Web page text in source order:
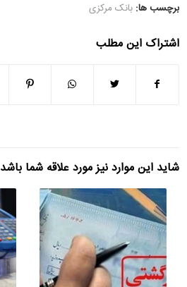
برچسب ها: بانک مرکزی
اشتراک این مطلب
شاید این موارد نیز مورد علاقه شما باشد